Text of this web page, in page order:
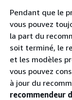
Pendant que le
vous pouvez
la part du
soit terminé, le
et les modèles
vous pouvez
à jour du
recommendeur